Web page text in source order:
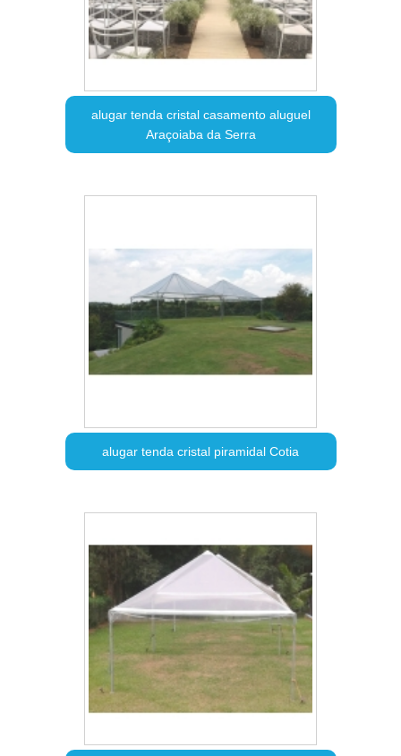
alugar tenda cristal casamento aluguel
Araçoiaba da Serra
alugar tenda cristal piramidal Cotia